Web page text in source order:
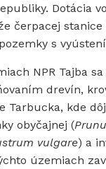
Dotácia
čerpacej
s
NPR Tajba
drevín,
Tarbucka, kde
obyčajnej (
vulgare) a
územiach